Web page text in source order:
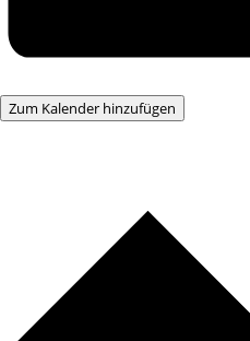
Zum Kalender hinzufügen